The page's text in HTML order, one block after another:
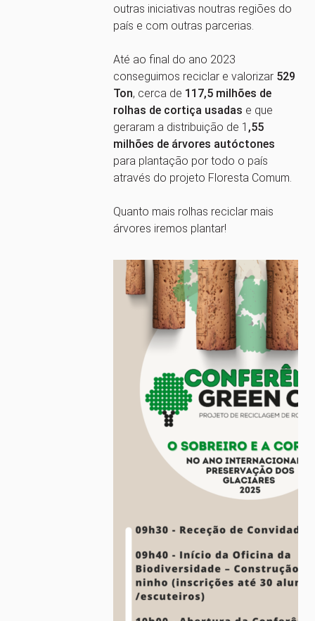
outras iniciativas noutras regiões do
país e com outras parcerias.
Até ao final do ano 2023
conseguimos reciclar e valorizar 529
Ton, cerca de 117,5 milhões de
rolhas de cortiça usadas e que
geraram a distribuição de 1 ,55
milhões de árvores autóctones
para plantação por todo o país
através do projeto Floresta Comum.
Quanto mais rolhas reciclar mais
árvores iremos plantar!